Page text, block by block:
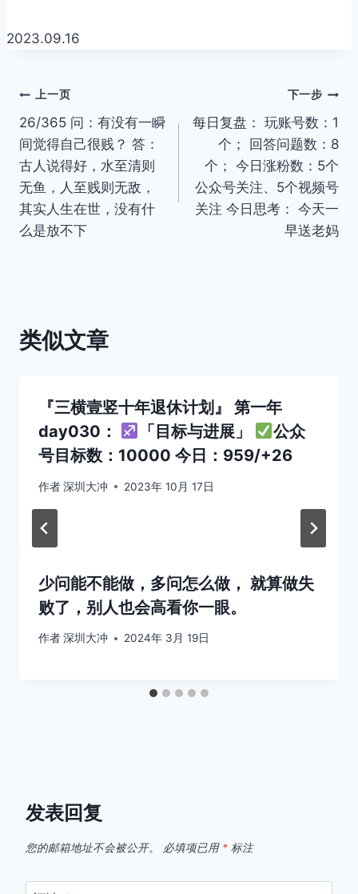
2023.09.16
文
章
导
航
上一页
26/365 问：有没有一瞬
间觉得自己很贱？ 答：
古人说得好，水至清则
无鱼，人至贱则无敌，
其实人生在世，没有什
么是放不下
下一步
每日复盘： 玩账号数：1
个； 回答问题数：8
个； 今日涨粉数：5个
公众号关注、5个视频号
关注 今日思考： 今天一
早送老妈
类似文章
『三横壹竖十年退休计划』 第一年
day030：
「目标与进展」
公众
号目标数：10000 今日：959/+26
作者深圳大冲 2023年 10月 17日
少问能不能做，多问怎么做， 就算做失
败了，别人也会高看你一眼。
作者深圳大冲 2024年 3月 19日
发表回复
您的邮箱地址不会被公开。 必填项已用 * 标注